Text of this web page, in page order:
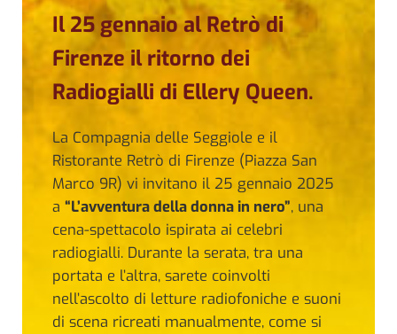
Il 25 gennaio al Retrò di
Firenze il ritorno dei
Radiogialli di Ellery Queen.
La Compagnia delle Seggiole e il
Ristorante Retrò di Firenze (Piazza San
Marco 9R) vi invitano il 25 gennaio 2025
a “L’avventura della donna in nero”, una
cena-spettacolo ispirata ai celebri
radiogialli. Durante la serata, tra una
portata e l’altra, sarete coinvolti
nell’ascolto di letture radiofoniche e suoni
di scena ricreati manualmente, come si